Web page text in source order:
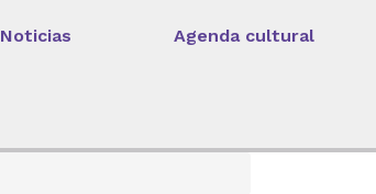
Noticias Agenda cultural